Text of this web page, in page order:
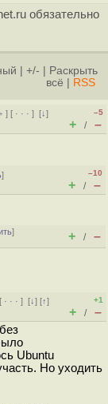
обязательно
+/-
Раскрыть
всё
RSS
] [ · · ·][↓]
–5
+ / –
]
–10
+ / –
]
+ / –
· · ·][↓] [↑]
+1
+ / –
Ubuntu
Но уходить